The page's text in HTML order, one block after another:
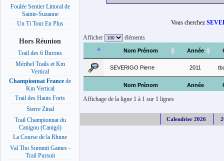
Foulée Sentier Littoral de
Sainte-Suzanne
Un Ti Tour En Plus
Hors Réunion
Trail des 6 Burons
Méribel Trails et Km
Vertical
Championnat France de
Km Vertical
Trail des Hauts Forts
Sierre Zinal
Trail Championnat du
Canigou (Canigó)
La Course de la Rhune
Val Tho Summit Games -
Trail Pursuit
Vous cherchez
Afficher éléments
Nom Prénom Année
Nom Prénom Année
SEVERIGO Pierre 2011
Affichage de la ligne 1 à 1 sur 1 lignes
Calendrier 2026